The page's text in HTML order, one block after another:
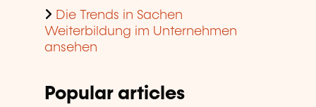
Die Trends in Sachen
Weiterbildung im Unternehmen
ansehen
Popular articles